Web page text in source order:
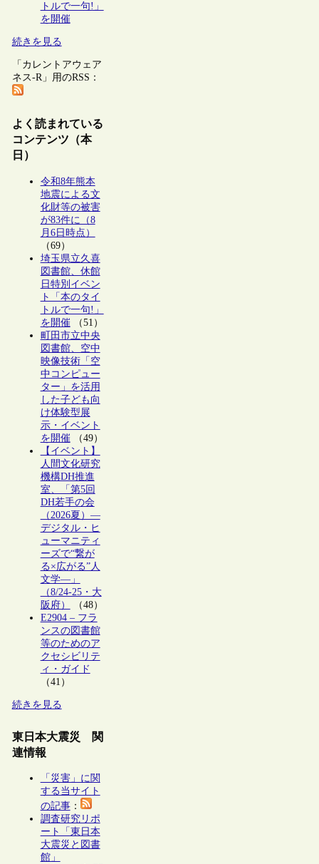
トルで一句!」
を開催
続きを見る
「カレントアウェア
ネス-R」用のRSS：
よく読まれている
コンテンツ（本
日）
令和8年熊本
地震による文
化財等の被害
が83件に（8
月6日時点）
（69）
埼玉県立久喜
図書館、休館
日特別イベン
ト「本のタイ
トルで一句!」
を開催（51）
町田市立中央
図書館、空中
映像技術「空
中コンピュー
ター」を活用
した子ども向
け体験型展
示・イベント
を開催（49）
【イベント】
人間文化研究
機構DH推進
室、「第5回
DH若手の会
（2026夏）―
デジタル・ヒ
ューマニティ
ーズで“繋が
る×広がる”人
文学―」
（8/24-25・大
阪府）
（48）
E2904 – フラ
ンスの図書館
等のためのア
クセシビリテ
ィ・ガイド
（41）
続きを見る
東日本大震災 関
連情報
「災害」に関
する当サイト
の記事：
調査研究リポ
ート「東日本
大震災と図書
館」